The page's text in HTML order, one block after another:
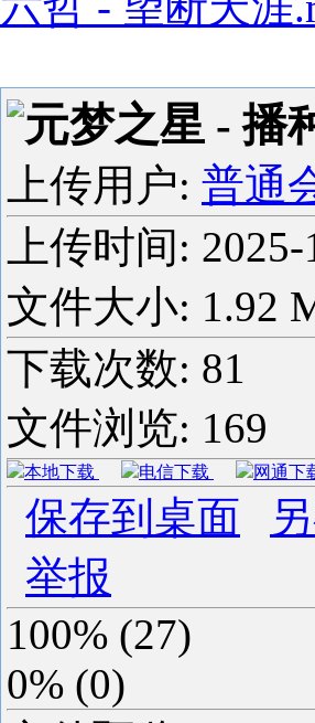
元梦之星 - 播
上传用户: 普通
上传时间: 2025-
文件大小: 1.92
下载次数: 81
文件浏览: 169
本地下载 电信下载 网通下
保存到桌面
举报
100% (27)
0% (0)